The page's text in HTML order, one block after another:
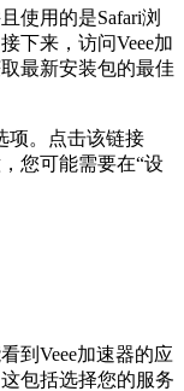
使用的是Safari浏
下来，访问Veee加
最新安装包的最佳
项。点击该链接
您可能需要在“设
到Veee加速器的应
包括选择您的服务